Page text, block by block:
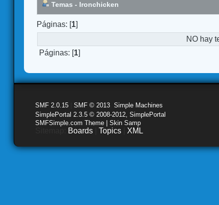
Temas - Ironchicken
Páginas: [1]
NO hay
Páginas: [1]
SMF 2.0.15 SMF © 2013 Simple Machines
SimplePortal 2.3.5 © 2008-2012, SimplePortal
SMFSimple.com Theme | Skin Samp
Boards Topics XML